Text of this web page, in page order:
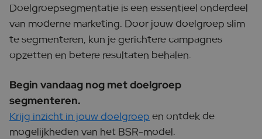
Doelgroepsegmentatie is een essentieel onderdeel
van moderne marketing. Door jouw doelgroep slim
te segmenteren, kun je gerichtere campagnes
opzetten en betere resultaten behalen.
Begin vandaag nog met doelgroep
segmenteren.
Krijg inzicht in jouw doelgroep en ontdek de
mogelijkheden van het BSR-model.